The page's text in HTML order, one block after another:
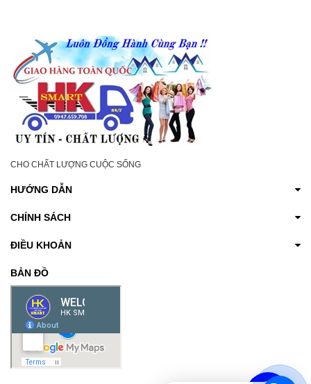
CHO CHẤT LƯỢNG CUỘC SỐNG
HƯỚNG DẪN
CHÍNH SÁCH
ĐIỀU KHOẢN
BẢN ĐỒ